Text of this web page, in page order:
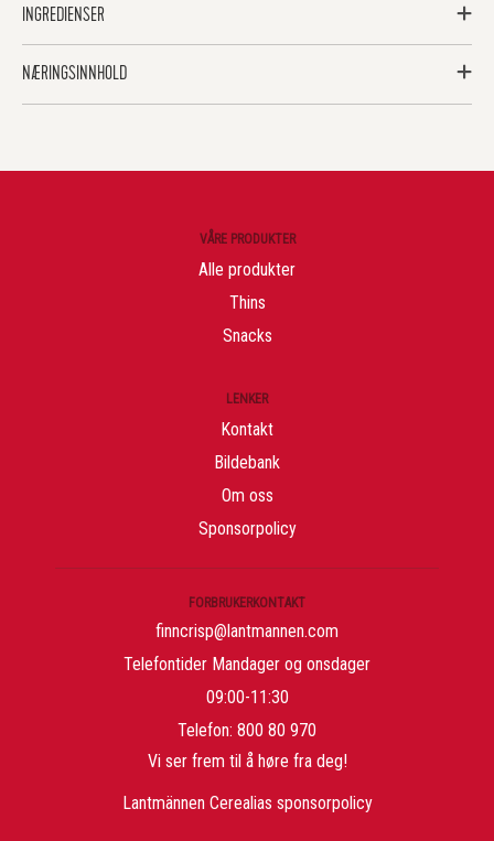
INGREDIENSER
NÆRINGSINNHOLD
VÅRE PRODUKTER
Alle produkter
Thins
Snacks
LENKER
Kontakt
Bildebank
Om oss
Sponsorpolicy
FORBRUKERKONTAKT
finncrisp@lantmannen.com
Telefontider Mandager og onsdager
09:00-11:30
Telefon: 800 80 970
Vi ser frem til å høre fra deg!
Lantmännen Cerealias sponsorpolicy